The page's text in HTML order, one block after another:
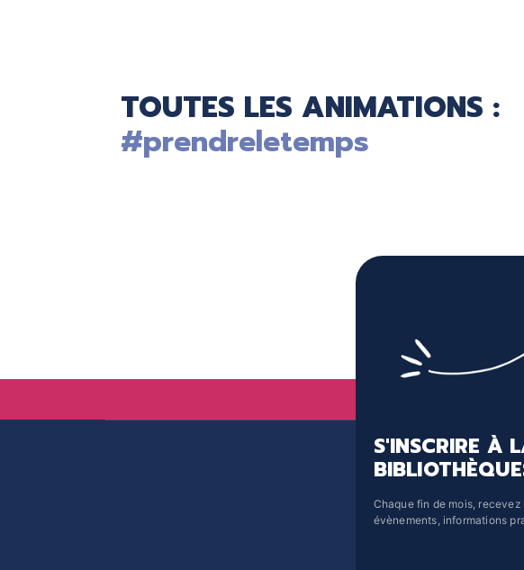
TOUTES LES ANIMATIONS :
#prendreletemps
S'INSCRIRE À
Chaque fin de mois,
évènements, informations